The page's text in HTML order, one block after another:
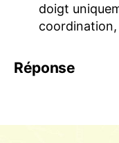
doigt
coordination,
Réponse